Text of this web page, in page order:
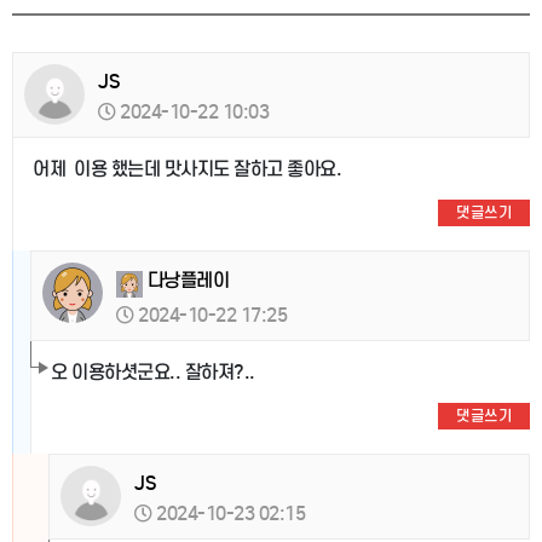
JS
2024-10-22 10:03
어제 이용 했는데 맛사지도 잘하고 좋아요.
댓글쓰기
다낭플레이
2024-10-22 17:25
오 이용하셧군요.. 잘하져?..
댓글쓰기
JS
2024-10-23 02:15